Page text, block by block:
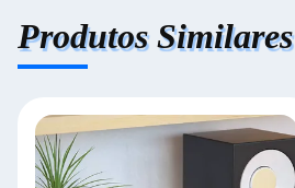
Produtos Similares